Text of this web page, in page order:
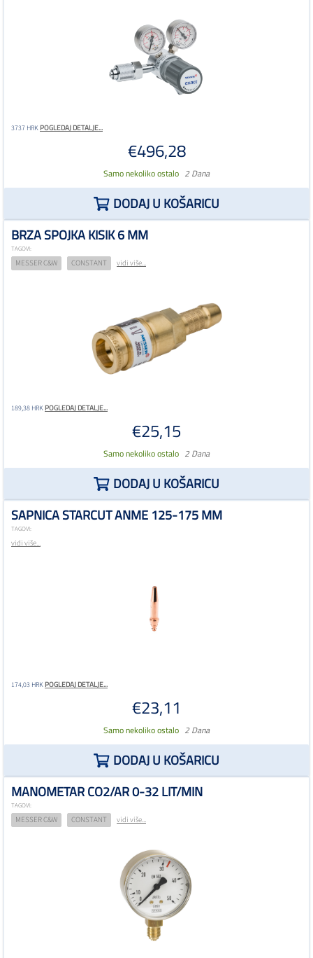
3737 HRKPOGLEDAJ DETALJE...
€496,28
Samo nekoliko ostalo 2 Dana
DODAJ U KOŠARICU
BRZA SPOJKA KISIK 6 MM
TAGOVI:
MESSER C&W CONSTANT vidi više...
189,38 HRKPOGLEDAJ DETALJE...
€25,15
Samo nekoliko ostalo 2 Dana
DODAJ U KOŠARICU
SAPNICA STARCUT ANME 125-175 MM
TAGOVI:
vidi više...
174,03 HRKPOGLEDAJ DETALJE...
€23,11
Samo nekoliko ostalo 2 Dana
DODAJ U KOŠARICU
MANOMETAR CO2/AR 0-32 LIT/MIN
TAGOVI:
MESSER C&W CONSTANT vidi više...